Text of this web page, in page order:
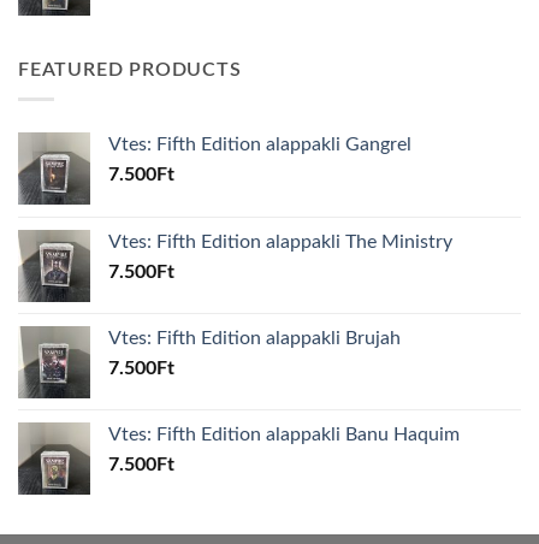
FEATURED PRODUCTS
Vtes: Fifth Edition alappakli Gangrel
7.500Ft
Vtes: Fifth Edition alappakli The Ministry
7.500Ft
Vtes: Fifth Edition alappakli Brujah
7.500Ft
Vtes: Fifth Edition alappakli Banu Haquim
7.500Ft